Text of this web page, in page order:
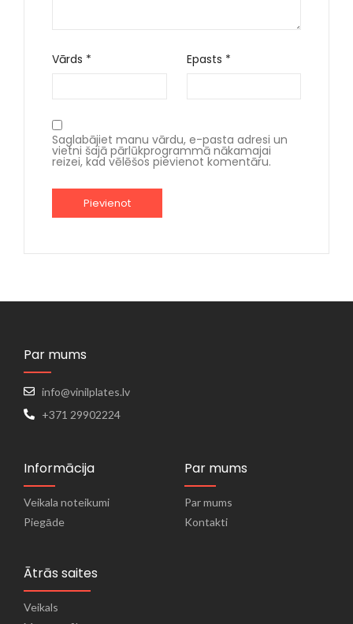
Vārds * Epasts *
Saglabājiet manu vārdu, e-pasta adresi un
vietni šajā pārlūkprogrammā nākamajai
reizei, kad vēlēšos pievienot komentāru.
Par mums
info@vinilplates.lv
+371 29902224
Informācija
Veikala noteikumi
Piegāde
Par mums
Par mums
Kontakti
Ātrās saites
Veikals